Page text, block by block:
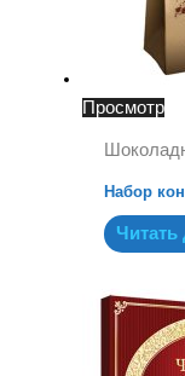
Просмотр
Набор
Читать